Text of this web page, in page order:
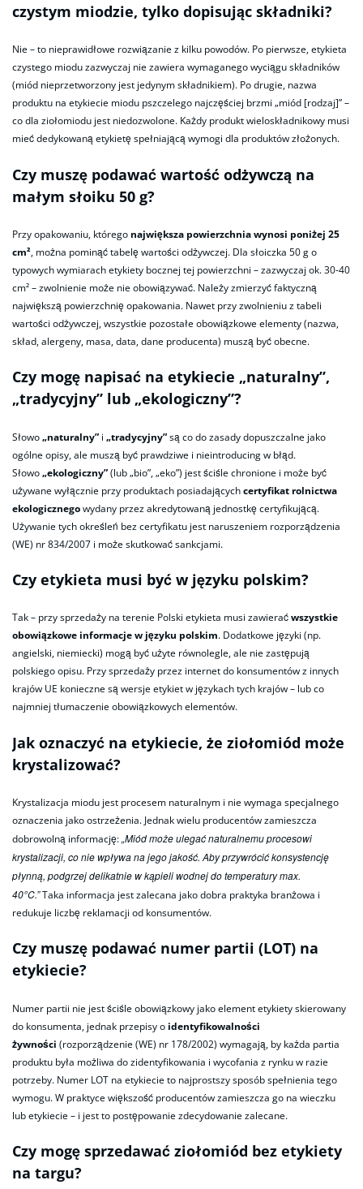
czystym miodzie, tylko dopisując składniki?
Nie – to nieprawidłowe rozwiązanie z kilku powodów. Po pierwsze, etykieta
czystego miodu zazwyczaj nie zawiera wymaganego wyciągu składników
(miód nieprzetworzony jest jedynym składnikiem). Po drugie, nazwa
produktu na etykiecie miodu pszczelego najczęściej brzmi „miód [rodzaj]” –
co dla ziołomiodu jest niedozwolone. Każdy produkt wieloskładnikowy musi
mieć dedykowaną etykietę spełniającą wymogi dla produktów złożonych.
Czy muszę podawać wartość odżywczą na
małym słoiku 50 g?
Przy opakowaniu, którego największa powierzchnia wynosi poniżej 25
cm², można pominąć tabelę wartości odżywczej. Dla słoiczka 50 g o
typowych wymiarach etykiety bocznej tej powierzchni – zazwyczaj ok. 30-40
cm² – zwolnienie może nie obowiązywać. Należy zmierzyć faktyczną
największą powierzchnię opakowania. Nawet przy zwolnieniu z tabeli
wartości odżywczej, wszystkie pozostałe obowiązkowe elementy (nazwa,
skład, alergeny, masa, data, dane producenta) muszą być obecne.
Czy mogę napisać na etykiecie „naturalny”,
„tradycyjny” lub „ekologiczny”?
Słowo„naturalny” i „tradycyjny”są co do zasady dopuszczalne jako
ogólne opisy, ale muszą być prawdziwe i nieintroducing w błąd.
Słowo„ekologiczny”(lub „bio”, „eko”) jest ściśle chronione i może być
używane wyłącznie przy produktach posiadającychcertyfikat rolnictwa
ekologicznegowydany przez akredytowaną jednostkę certyfikującą.
Używanie tych określeń bez certyfikatu jest naruszeniem rozporządzenia
(WE) nr 834/2007 i może skutkować sankcjami.
Czy etykieta musi być w języku polskim?
Tak – przy sprzedaży na terenie Polski etykieta musi zawieraćwszystkie
obowiązkowe informacje w języku polskim. Dodatkowe języki (np.
angielski, niemiecki) mogą być użyte równolegle, ale nie zastępują
polskiego opisu. Przy sprzedaży przez internet do konsumentów z innych
krajów UE konieczne są wersje etykiet w językach tych krajów – lub co
najmniej tłumaczenie obowiązkowych elementów.
Jak oznaczyć na etykiecie, że ziołomiód może
krystalizować?
Krystalizacja miodu jest procesem naturalnym i nie wymaga specjalnego
oznaczenia jako ostrzeżenia. Jednak wielu producentów zamieszcza
dobrowolną informację:„Miód może ulegać naturalnemu procesowi
krystalizacji, co nie wpływa na jego jakość. Aby przywrócić konsystencję
płynną, podgrzej delikatnie w kąpieli wodnej do temperatury max.
40°C.”Taka informacja jest zalecana jako dobra praktyka branżowa i
redukuje liczbę reklamacji od konsumentów.
Czy muszę podawać numer partii (LOT) na
etykiecie?
Numer partii nie jest ściśle obowiązkowy jako element etykiety skierowany
do konsumenta, jednak przepisy o identyfikowalności
żywności (rozporządzenie (WE) nr 178/2002) wymagają, by każda partia
produktu była możliwa do zidentyfikowania i wycofania z rynku w razie
potrzeby. Numer LOT na etykiecie to najprostszy sposób spełnienia tego
wymogu. W praktyce większość producentów zamieszcza go na wieczku
lub etykiecie – i jest to postępowanie zdecydowanie zalecane.
Czy mogę sprzedawać ziołomiód bez etykiety
na targu?